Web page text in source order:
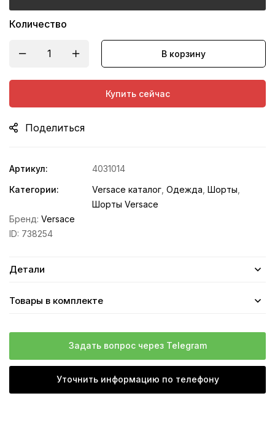
Количество
В корзину
Купить сейчас
Поделиться
Артикул:
4031014
Категории:
Versace каталог Одежда Шорты
Шорты Versace
Бренд: Versace
ID: 738254
Детали
Товары в комплекте
Задать вопрос через Telegram
Уточнить информацию по телефону